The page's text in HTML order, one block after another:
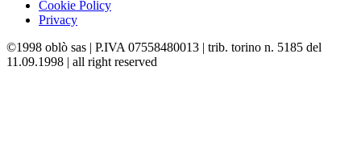
Cookie Policy
Privacy
©1998 oblò sas | P.IVA 07558480013 | trib. torino n. 5185 del
11.09.1998 | all right reserved